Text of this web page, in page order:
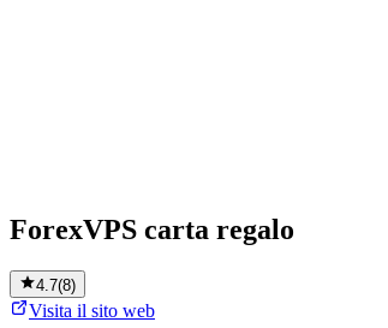
ForexVPS carta regalo
4.7(8)
Visita il sito web